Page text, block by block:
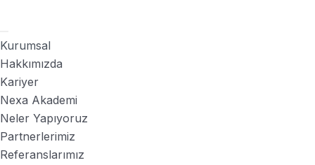
Kurumsal
Hakkımızda
Kariyer
Nexa Akademi
Neler Yapıyoruz
Partnerlerimiz
Referanslarımız